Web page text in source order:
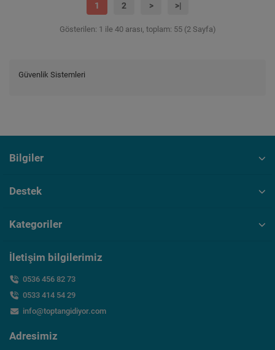
1 2 > >|
Gösterilen: 1 ile 40 arası, toplam: 55 (2 Sayfa)
Güvenlik Sistemleri
Bilgiler
Destek
Kategoriler
İletişim bilgilerimiz
0536 456 82 73
0533 414 54 29
info@toptangidiyor.com
Adresimiz